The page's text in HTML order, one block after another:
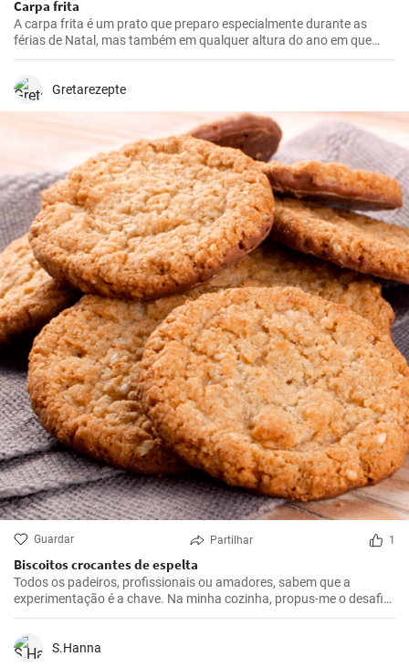
Carpa frita
A carpa frita é um prato que preparo especialmente durante as
férias de Natal, mas também em qualquer altura do ano em que
queiramos presentear a nossa família com algo realmente especial.
Gretarezepte
Guardar Partilhar 1
Biscoitos crocantes de espelta
Todos os padeiros, profissionais ou amadores, sabem que a
experimentação é a chave. Na minha cozinha, propus-me o desafio
de criar um biscoito doce feito de espelta. A minha tentativa
que caem bem em qualquer ocasião.
S.Hanna